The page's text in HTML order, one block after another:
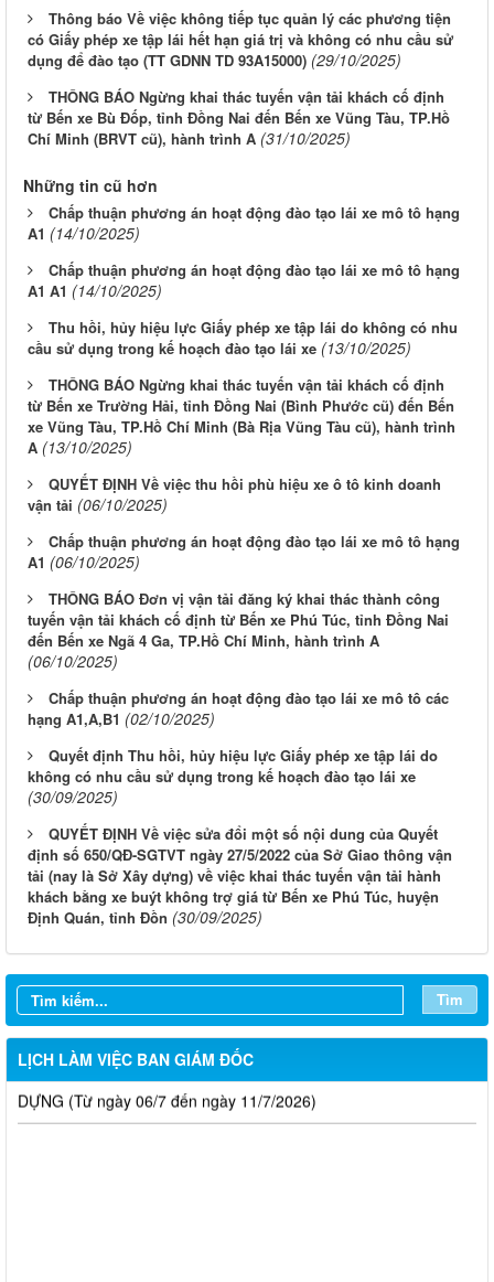
Thông báo Về việc không tiếp tục quản lý các phương tiện
có Giấy phép xe tập lái hết hạn giá trị và không có nhu cầu sử
dụng để đào tạo (TT GDNN TD 93A15000) (29/10/2025)
THÔNG BÁO Ngừng khai thác tuyến vận tải khách cố định
từ Bến xe Bù Đốp, tỉnh Đồng Nai đến Bến xe Vũng Tàu, TP.Hồ
Chí Minh (BRVT cũ), hành trình A (31/10/2025)
Những tin cũ hơn
Chấp thuận phương án hoạt động đào tạo lái xe mô tô hạng
A1 (14/10/2025)
Chấp thuận phương án hoạt động đào tạo lái xe mô tô hạng
A1 A1 (14/10/2025)
Thu hồi, hủy hiệu lực Giấy phép xe tập lái do không có nhu
cầu sử dụng trong kế hoạch đào tạo lái xe (13/10/2025)
THÔNG BÁO Ngừng khai thác tuyến vận tải khách cố định
từ Bến xe Trường Hải, tỉnh Đồng Nai (Bình Phước cũ) đến Bến
xe Vũng Tàu, TP.Hồ Chí Minh (Bà Rịa Vũng Tàu cũ), hành trình
A (13/10/2025)
QUYẾT ĐỊNH Về việc thu hồi phù hiệu xe ô tô kinh doanh
vận tải (06/10/2025)
Chấp thuận phương án hoạt động đào tạo lái xe mô tô hạng
A1 (06/10/2025)
THÔNG BÁO Đơn vị vận tải đăng ký khai thác thành công
tuyến vận tải khách cố định từ Bến xe Phú Túc, tỉnh Đồng Nai
đến Bến xe Ngã 4 Ga, TP.Hồ Chí Minh, hành trình A
(06/10/2025)
Chấp thuận phương án hoạt động đào tạo lái xe mô tô các
hạng A1,A,B1 (02/10/2025)
Quyết định Thu hồi, hủy hiệu lực Giấy phép xe tập lái do
không có nhu cầu sử dụng trong kế hoạch đào tạo lái xe
(30/09/2025)
QUYẾT ĐỊNH Về việc sửa đổi một số nội dung của Quyết
định số 650/QĐ-SGTVT ngày 27/5/2022 của Sở Giao thông vận
tải (nay là Sở Xây dựng) về việc khai thác tuyến vận tải hành
khách bằng xe buýt không trợ giá từ Bến xe Phú Túc, huyện
Định Quán, tỉnh Đồn (30/09/2025)
Tìm
LỊCH LÀM VIỆC BAN GIÁM ĐỐC
LỊCH CÔNG TÁC CỦA LÃNH ĐẠO SỞ XÂY DỰNG (Từ ngày
03/8 đến ngày 08/8/2026)
DỰNG (Từ ngày 27/7 đến ngày 31/7/2026)
THÔNG BÁO LỊCH CÔNG TÁC CỦA LÃNH ĐẠO SỞ XÂY
DỰNG (Từ ngày 20/7 đến ngày 25/7/2026)
THÔNG BÁO LỊCH CÔNG TÁC CỦA LÃNH ĐẠO SỞ XÂY
DỰNG (Từ ngày 06/7 đến ngày 11/7/2026)